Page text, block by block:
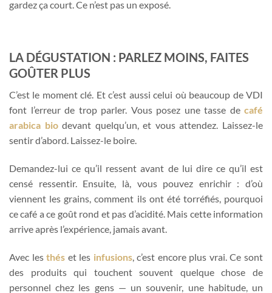
gardez ça court. Ce n’est pas un exposé.
LA DÉGUSTATION : PARLEZ MOINS, FAITES
GOÛTER PLUS
C’est le moment clé. Et c’est aussi celui où beaucoup de VDI
font l’erreur de trop parler. Vous posez une tasse de café
arabica biodevant quelqu’un, et vous attendez. Laissez-le
sentir d’abord. Laissez-le boire.
Demandez-lui ce qu’il ressent avant de lui dire ce qu’il est
censé ressentir. Ensuite, là, vous pouvez enrichir : d’où
viennent les grains, comment ils ont été torréfiés, pourquoi
ce café a ce goût rond et pas d’acidité. Mais cette information
arrive après l’expérience, jamais avant.
Avec les thés et les infusions, c’est encore plus vrai. Ce sont
des produits qui touchent souvent quelque chose de
personnel chez les gens — un souvenir, une habitude, un